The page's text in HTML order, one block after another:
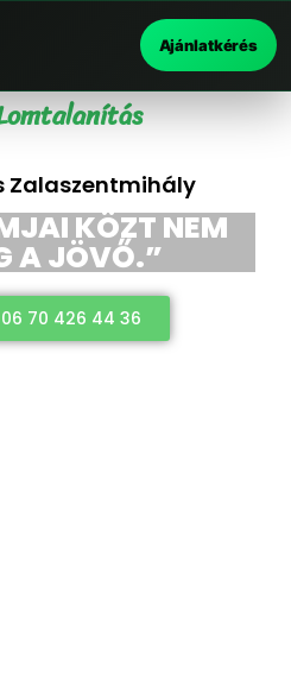
Ajánlatkérés
Zalaszentmihály
KÖZT NEM
A JÖVŐ.”
06 70 426 44 36